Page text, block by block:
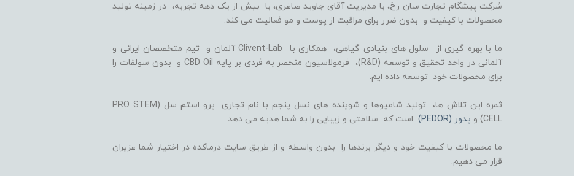
شرکت پیشگام تجارت سان رخ، با مدیریت آقای جاوید صاغری، با بیش از یک دهه تجربه، در زمینه تولید
محصولات با کیفیت و بدون ضرر برای مراقبت از پوست و مو فعالیت می کند.
ما با بهره گیری از سلول های بنیادی گیاهی، همکاری با Clivent-Lab آلمان و تیم متخصصان ایرانی و
آلمانی در واحد تحقیق و توسعه (R&D)، فرمولاسیون منحصر به فردی بر پایه CBD Oil و بدون سولفات را
برای محصولات خود توسعه داده ایم.
ثمره این تلاش ها، تولید شامپوها و شوینده های نسل پنجم با نام تجاری پرو استم سل (PRO STEM
CELL) و
پدور (PEDOR) است که سلامتی و زیبایی را به شما هدیه می دهد.
ما محصولات با کیفیت خود و دیگر برندها را بدون واسطه و از طریق سایت درماکده در اختیار شما عزیران
قرار می دهیم.